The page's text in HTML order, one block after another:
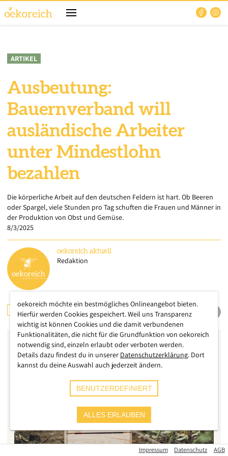
ARTIKEL
Ausbeutung:
Bauernverband will
ausländische Arbeiter
unter Mindestlohn
bezahlen
Die körperliche Arbeit auf den deutschen Feldern ist hart. Ob Beeren
oder Spargel, viele Stunden pro Tag schuften die Frauen und Männer in
der Produktion von Obst und Gemüse.
8/3/2025
oekoreich aktuell
Redaktion
DEUTSCHLAND LANDWIRTSCHAFT
Impressum Datenschutz AGB
oekoreich möchte ein bestmögliches Onlineangebot bieten.
Hierfür werden Cookies gespeichert. Weil uns Transparenz
wichtig ist können Cookies und die damit verbundenen
Funktionalitäten, die nicht für die Grundfunktion von oekoreich
notwendig sind, einzeln erlaubt oder verboten werden.
Details dazu findest du in unserer Datenschutzerklärung. Dort
kannst du deine Auswahl auch jederzeit ändern.
BENUTZERDEFINIERT
ALLES ERLAUBEN